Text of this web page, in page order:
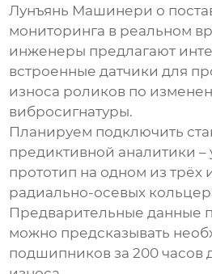
Лунъянь Машинери о
мониторинга в реальном
инженеры предлагают
встроенные датчики для
износа роликов по
вибросигнатуры.
Планируем подключить
предиктивной аналитики –
прототип на одном из
радиально-осевых
Предварительные данные
можно предсказывать
подшипников за 200 часов